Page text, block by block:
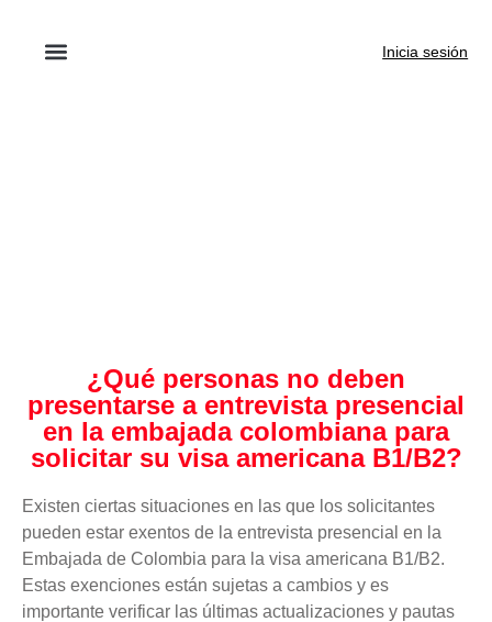
Inicia sesión
¿Qué personas no deben
presentarse a entrevista presencial
en la embajada colombiana para
solicitar su visa americana B1/B2?
Existen ciertas situaciones en las que los solicitantes
pueden estar exentos de la entrevista presencial en la
Embajada de Colombia para la visa americana B1/B2.
Estas exenciones están sujetas a cambios y es
importante verificar las últimas actualizaciones y pautas